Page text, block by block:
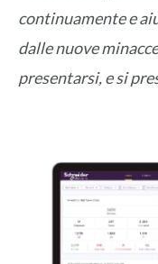
continuamente e
dalle nuove
presentarsi, e si